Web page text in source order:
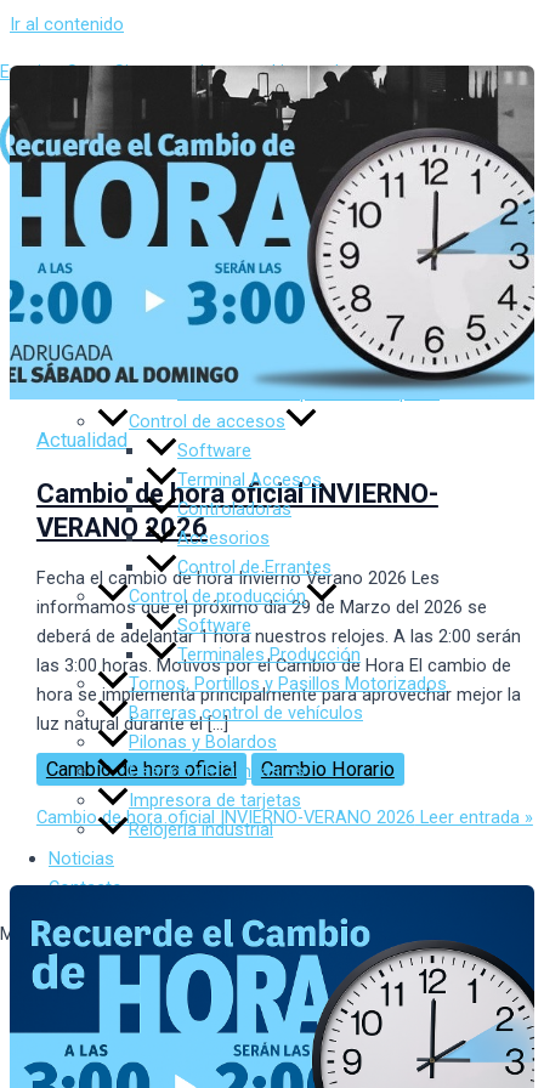
Ir al contenido
Evasion Sur – Sistemas de control integral
Inicio
Sobre Nosotros
Productos
Control de presencia
Terminal Presencia
Control de Temperatura Corporal
Control de accesos
Software
Terminal Accesos
Controladoras
Accesorios
Control de Errantes
Control de producción
Software
Terminales Producción
Tornos, Portillos y Pasillos Motorizados
Barreras control de vehículos
Pilonas y Bolardos
Gestión de Gimnasios
Impresora de tarjetas
Relojería industrial
Noticias
Contacto
Menu
Inicio
Sobre Nosotros
Productos
Control de presencia
Actualidad
Cambio de hora oficial INVIERNO-
VERANO 2026
Fecha el cambio de hora Invierno Verano 2026 Les
informamos que el próximo día 29 de Marzo del 2026 se
deberá de adelantar 1 hora nuestros relojes. A las 2:00 serán
las 3:00 horas. Motivos por el Cambio de Hora El cambio de
hora se implementa principalmente para aprovechar mejor la
luz natural durante el […]
Cambio de hora oficial Cambio Horario
Cambio de hora oficial INVIERNO-VERANO 2026 Leer entrada »